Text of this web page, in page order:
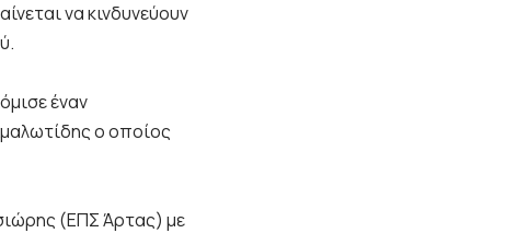
να κινδυνεύουν
έναν
ο οποίος
(ΕΠΣ Άρτας) με